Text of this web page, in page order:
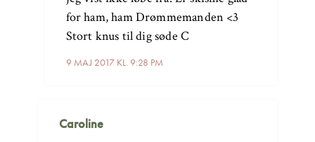
9 MAJ 2017 KL. 9:28 PM
for ham, ham Drømmemanden <3
Stort knus til dig søde C
Caroline